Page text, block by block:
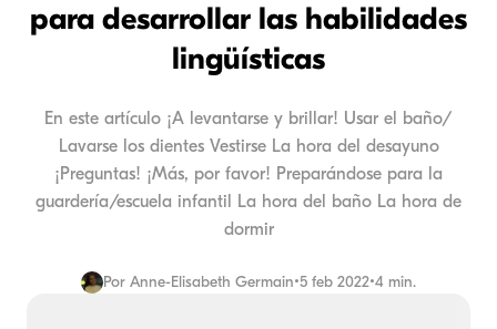
para desarrollar las habilidades
lingüísticas
En este artículo ¡A levantarse y brillar! Usar el baño/
Lavarse los dientes Vestirse La hora del desayuno
¡Preguntas! ¡Más, por favor! Preparándose para la
guardería/escuela infantil La hora del baño La hora de
dormir
Por Anne-Elisabeth Germain•5 feb 2022•4 min.